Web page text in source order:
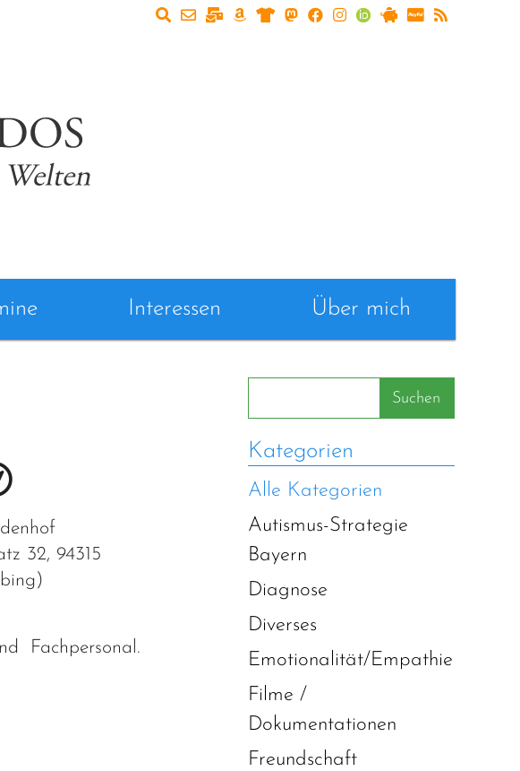
Interessen Über mich
32, 94315
)
Fachpersonal.
Suchen
Kategorien
Alle Kategorien
Autismus-Strategie
Bayern
Diagnose
Diverses
Emotionalität/Empathie
Filme /
Dokumentationen
Freundschaft